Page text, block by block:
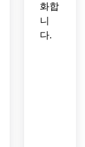
화합
니
다.